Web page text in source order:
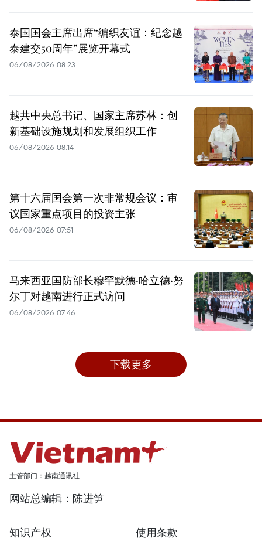
泰国国会主席出席“编织友谊：纪念越
泰建交50周年”展览开幕式
06/08/2026 08:23
越共中央总书记、国家主席苏林：创
新基础设施规划和发展组织工作
06/08/2026 08:14
第十六届国会第一次非常规会议：审
议国家重点项目的投资主张
06/08/2026 07:51
马来西亚国防部长穆罕默德·哈立德·努
尔丁对越南进行正式访问
06/08/2026 07:46
下载更多
主管部门：越南通讯社
网站总编辑：陈进笋
知识产权 使用条款